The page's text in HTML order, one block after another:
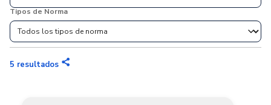
Tipos de Norma
5 resultados share